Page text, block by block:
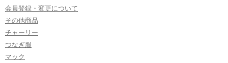
会員登録・変更について
その他商品
チャーリー
つなぎ服
マック